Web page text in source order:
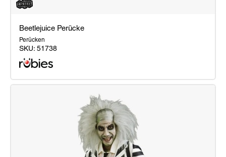
Beetlejuice
Beetlejuice Perücke
Perücken
SKU: 51738